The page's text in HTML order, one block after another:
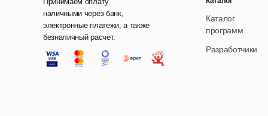
наличными через банк,
электронные платежи, а также
безналичный расчет.
Каталог
программ
Разработчики